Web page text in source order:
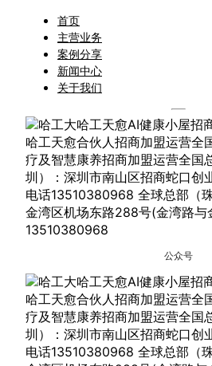
首页
主营业务
案例分享
新闻中心
关于我们
公众号